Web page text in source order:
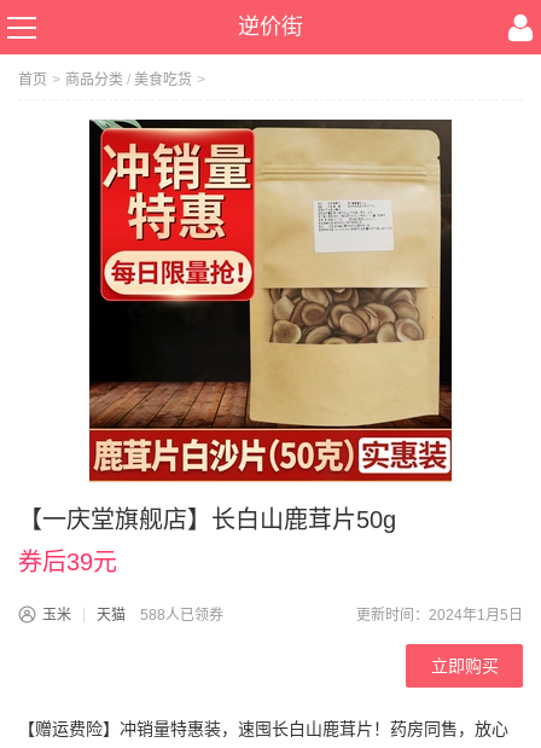
逆价街
首页 > 商品分类 / 美食吃货 >
【一庆堂旗舰店】长白山鹿茸片50g
券后39元
玉米 天猫 588人已领券 更新时间：2024年1月5日
立即购买
【赠运费险】冲销量特惠装，速囤长白山鹿茸片！药房同售，放心